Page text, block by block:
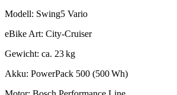
Modell: Swing5 Vario
eBike Art: City-Cruiser
Gewicht: ca. 23 kg
Akku: PowerPack 500 (500 Wh)